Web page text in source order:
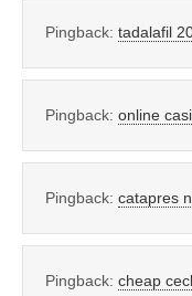
Pingback: tadalafil
Pingback: online
Pingback: catapres
Pingback: cheap